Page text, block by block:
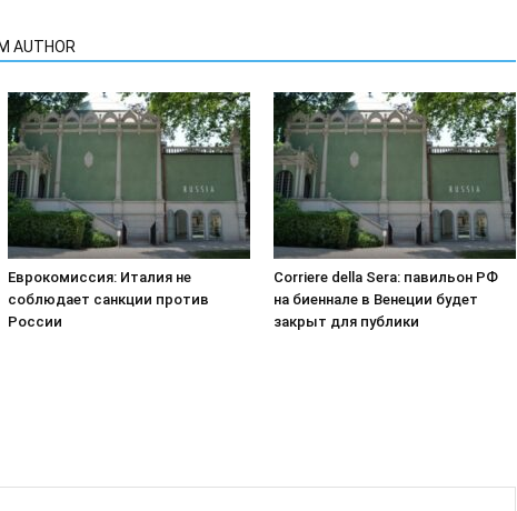
AUTHOR
Еврокомиссия: Италия не
соблюдает санкции против
России
Corriere della Sera: павильон РФ
на биеннале в Венеции будет
закрыт для публики